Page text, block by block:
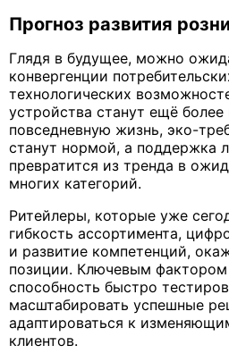
Прогноз развития
Глядя в будущее, можно
конвергенции
технологических
устройства станут ещё
повседневную жизнь, эко-
станут нормой, а поддержка
превратится из тренда в
многих категорий.
Ритейлеры, которые уже
гибкость ассортимента,
и развитие компетенций,
позиции. Ключевым фактором
способность быстро
масштабировать успешные
адаптироваться к
клиентов.